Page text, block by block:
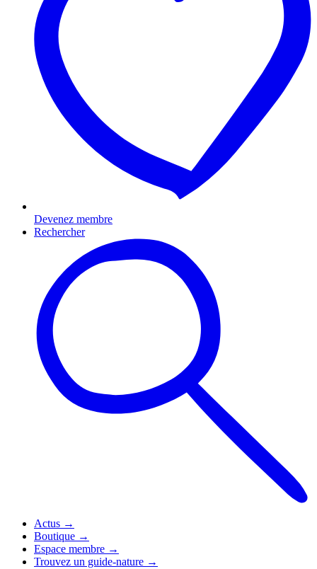
Devenez membre
Rechercher
Actus →
Boutique →
Espace membre →
Trouvez un guide-nature →